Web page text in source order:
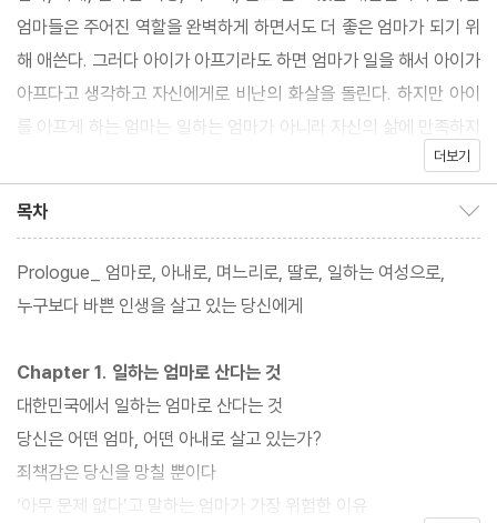
엄마들은 주어진 역할을 완벽하게 하면서도 더 좋은 엄마가 되기 위
해 애쓴다. 그러다 아이가 아프기라도 하면 엄마가 일을 해서 아이가
아프다고 생각하고 자신에게로 비난의 화살을 돌린다. 하지만 아이
를 아프게 하는 엄마는 일하는 엄마가 아니라 자신의 삶에 만족하지
못하고 스스로 불행하다고 느끼는 엄마다. 그러니 일을 한다는 이유
해서도 안 된다. 중요한 것은 ‘나는 왜 일하는가?’라는 질문에 자기
만의 답을 찾고, 그 가치를 지키기 위해 노력하는 것이다. 그것이 육
아는 엄마의 몫이라고 강요하는 세상에서 ‘일이냐, 아이냐’ 하는 이
는 방법이다. 이 책에는 20년간 소아정신과 전문의로 일하며 두 아
이를 키운 신의진이 끝까지 일을 포기하지 않고 아이와 자신이 모두
행복한 삶을 찾아간 과정이 고스란히 담겨 있다. 일과 육아 사이에서
흔들리는 엄마들에게 ‘일도 잘하고 아이도 잘 키우는 것’이 결코 허
황된 욕심이 아니라는 사실을 깨닫게 해 준다.
더보기
목차
Prologue_ 엄마로, 아내로, 며느리로, 딸로, 일하는 여성으로,
누구보다 바쁜 인생을 살고 있는 당신에게
Chapter 1. 일하는 엄마로 산다는 것
대한민국에서 일하는 엄마로 산다는 것
당신은 어떤 엄마, 어떤 아내로 살고 있는가?
죄책감은 당신을 망칠 뿐이다
‘아무 문제 없다’고 말하는 엄마가 가장 위험한 이유